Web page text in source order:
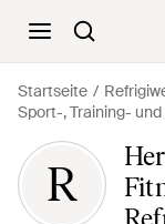
Startseite
Sport-, Training-
R